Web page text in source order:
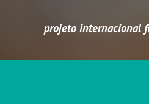
projeto internacional